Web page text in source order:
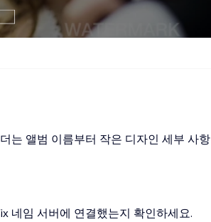
는 앨범 이름부터 작은 디자인 세부 사항
네임 서버에 연결했는지 확인하세요.